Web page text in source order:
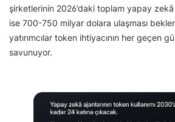
şirketlerinin 2026’daki toplam yapay zekâ
ise 700-750 milyar dolara ulaşması
yatırımcılar token ihtiyacının her geçen
savunuyor.